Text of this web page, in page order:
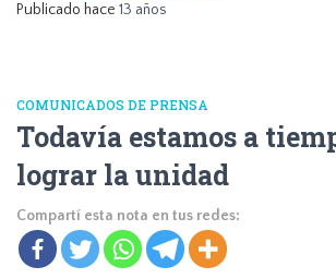
Publicado hace 13 años
COMUNICADOS DE PRENSA
Todavía estamos a
lograr la unidad
Compartí esta nota en tus redes: